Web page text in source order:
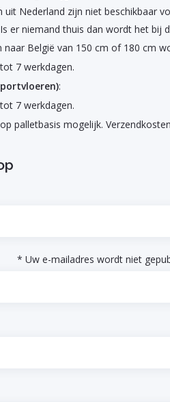
uit Nederland zijn niet beschikbaar
er niemand thuis dan wordt het bij
naar België van 150 cm of 180 cm
7 werkdagen.
:
7 werkdagen.
palletbasis mogelijk.
* Uw e-mailadres wordt niet